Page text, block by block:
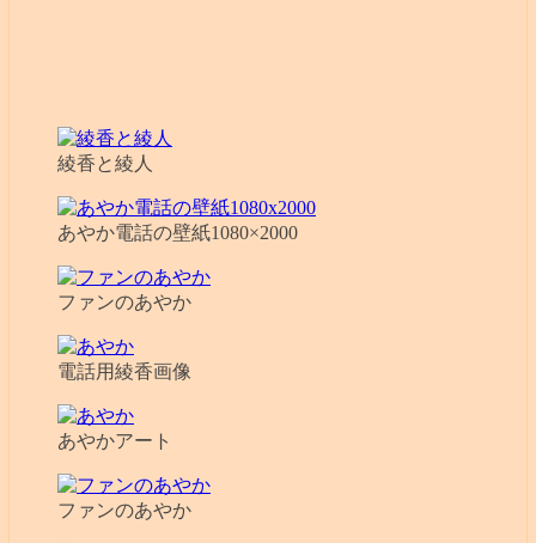
綾香と綾人
あやか電話の壁紙1080×2000
ファンのあやか
電話用綾香画像
あやかアート
ファンのあやか